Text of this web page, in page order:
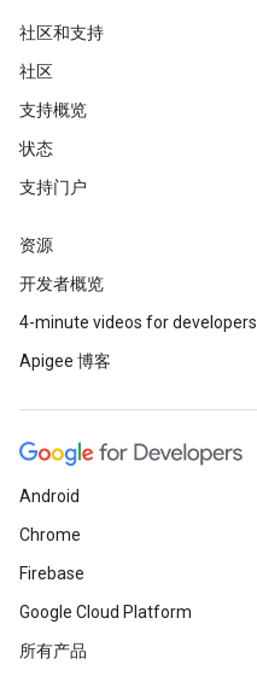
社区和支持
社区
支持概览
状态
支持门户
资源
开发者概览
4-minute videos for developers
Apigee 博客
Android
Chrome
Firebase
Google Cloud Platform
所有产品